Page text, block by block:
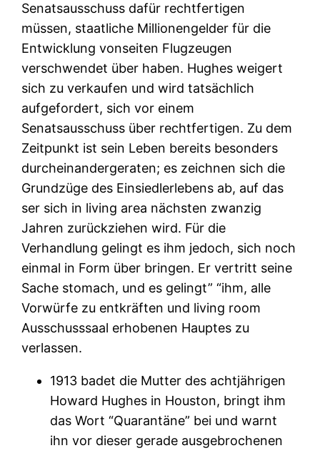
Senatsausschuss dafür rechtfertigen
müssen, staatliche Millionengelder für die
Entwicklung vonseiten Flugzeugen
verschwendet über haben. Hughes weigert
sich zu verkaufen und wird tatsächlich
aufgefordert, sich vor einem
Senatsausschuss über rechtfertigen. Zu dem
Zeitpunkt ist sein Leben bereits besonders
durcheinandergeraten; es zeichnen sich die
Grundzüge des Einsiedlerlebens ab, auf das
ser sich in living area nächsten zwanzig
Jahren zurückziehen wird. Für die
Verhandlung gelingt es ihm jedoch, sich noch
einmal in Form über bringen. Er vertritt seine
Sache stomach, und es gelingt” “ihm, alle
Vorwürfe zu entkräften und living room
Ausschusssaal erhobenen Hauptes zu
verlassen.
1913 badet die Mutter des achtjährigen
Howard Hughes in Houston, bringt ihm
das Wort “Quarantäne” bei und warnt
ihn vor dieser gerade ausgebrochenen